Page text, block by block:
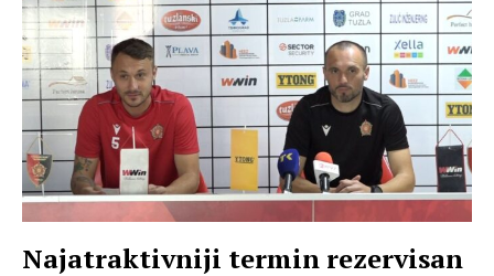
Najatraktivniji termin rezervisan